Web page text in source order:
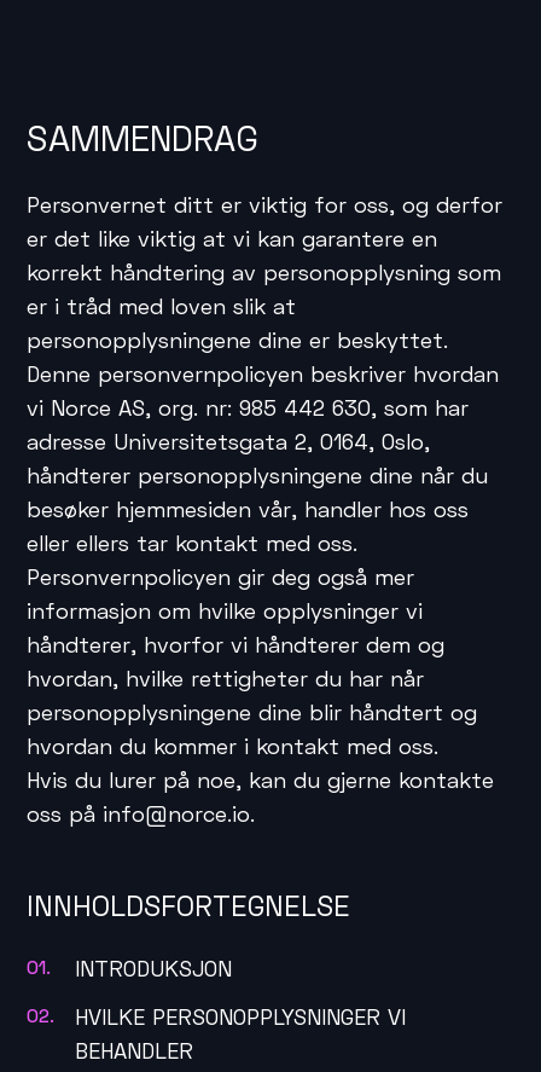
SAMMENDRAG
Personvernet ditt er viktig for oss, og derfor
er det like viktig at vi kan garantere en
korrekt håndtering av personopplysning som
er i tråd med loven slik at
personopplysningene dine er beskyttet.
Denne personvernpolicyen beskriver hvordan
vi Norce AS, org. nr: 985 442 630, som har
adresse Universitetsgata 2, 0164, Oslo,
håndterer personopplysningene dine når du
besøker hjemmesiden vår, handler hos oss
eller ellers tar kontakt med oss.
Personvernpolicyen gir deg også mer
informasjon om hvilke opplysninger vi
håndterer, hvorfor vi håndterer dem og
hvordan, hvilke rettigheter du har når
personopplysningene dine blir håndtert og
hvordan du kommer i kontakt med oss.
Hvis du lurer på noe, kan du gjerne kontakte
oss på info@norce.io.
INNHOLDSFORTEGNELSE
INTRODUKSJON
HVILKE PERSONOPPLYSNINGER VI
BEHANDLER